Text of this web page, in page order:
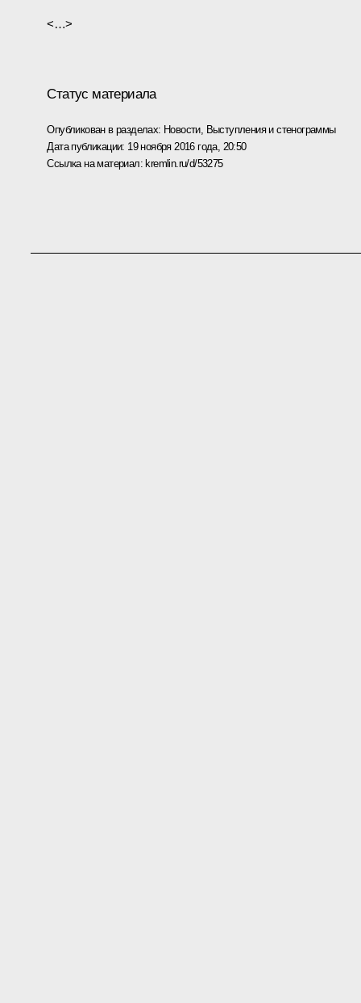
<…>
Статус материала
Опубликован в разделах: Новости, Выступления и стенограммы
Дата публикации: 19 ноября 2016 года, 20:50
Ссылка на материал: kremlin.ru/d/53275